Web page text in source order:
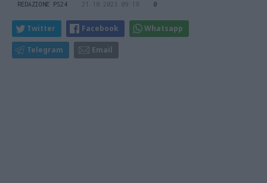
REDAZIONE PS24 21.10.2023 09:19 0
Twitter Facebook Whatsapp
Telegram Email